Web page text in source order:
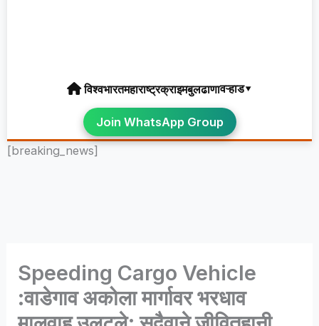
विश्वभारतमहाराष्ट्रक्राइमबुलढाणावऱ्हाड▾
Join WhatsApp Group
[breaking_news]
Speeding Cargo Vehicle
:वाडेगाव अकोला मार्गावर भरधाव